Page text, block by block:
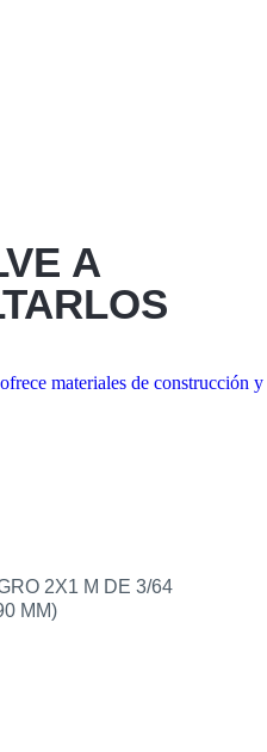
A
2X1 M DE 3/64
MM)